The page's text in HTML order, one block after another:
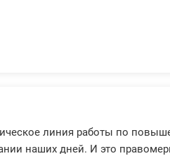
линия работы по
наших дней. И это